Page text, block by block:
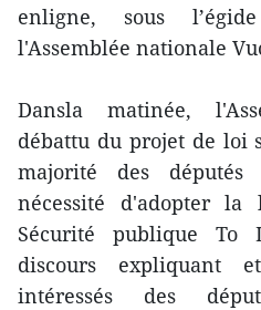
enligne, sous
l'Assemblée nationale
Dansla matinée,
débattu du projet de loi
majorité des
nécessité d'adopter
Sécurité publique
discours expliquant
intéressés des